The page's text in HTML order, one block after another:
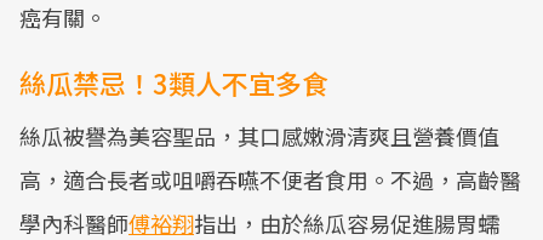
癌有關。
絲瓜禁忌！3類人不宜多食
絲瓜被譽為美容聖品，其口感嫩滑清爽且營養價值
高，適合長者或咀嚼吞嚥不便者食用。不過，高齡醫
學內科醫師傅裕翔指出，由於絲瓜容易促進腸胃蠕